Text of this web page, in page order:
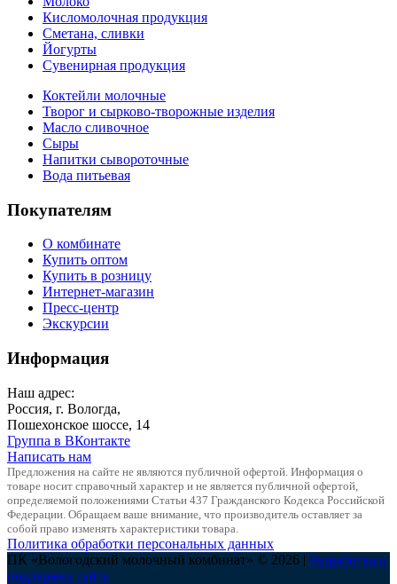
Кисломолочная продукция
Сметана, сливки
Йогурты
Сувенирная продукция
Коктейли молочные
Творог и сырково-творожные изделия
Масло сливочное
Сыры
Напитки сывороточные
Вода питьевая
Покупателям
О комбинате
Купить оптом
Купить в розницу
Интернет-магазин
Пресс-центр
Экскурсии
Информация
Наш адрес:
Россия, г. Вологда,
Пошехонское шоссе, 14
Группа в ВКонтакте
Написать нам
Предложения на сайте не являются публичной офертой. Информация о
товаре носит справочный характер и не является публичной офертой,
определяемой положениями Статьи 437 Гражданского Кодекса Российской
Федерации. Обращаем ваше внимание, что производитель оставляет за
собой право изменять характеристики товара.
Политика обработки персональных данных
ПК «Вологодский молочный комбинат» © 2026 | Разработка и
поддержка сайта